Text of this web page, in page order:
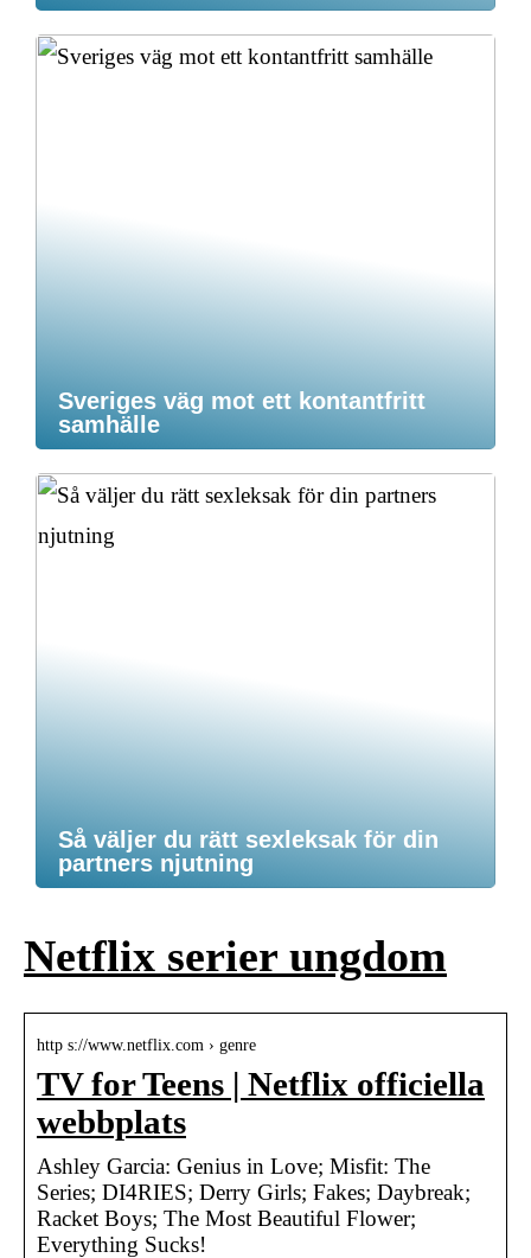
Sveriges väg mot ett kontantfritt
samhälle
Så väljer du rätt sexleksak för din
partners njutning
Netflix serier ungdom
http s://www.netflix.com › genre
TV for Teens | Netflix officiella
webbplats
Ashley Garcia: Genius in Love; Misfit: The
Series; DI4RIES; Derry Girls; Fakes; Daybreak;
Racket Boys; The Most Beautiful Flower;
Everything Sucks!